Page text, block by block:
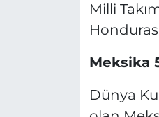
Milli
Meksika
Dünya